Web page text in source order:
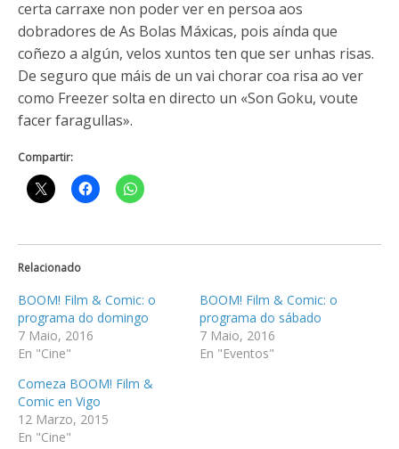
certa carraxe non poder ver en persoa aos
dobradores de As Bolas Máxicas, pois aínda que
coñezo a algún, velos xuntos ten que ser unhas risas.
De seguro que máis de un vai chorar coa risa ao ver
como Freezer solta en directo un «Son Goku, voute
facer faragullas».
Compartir:
Relacionado
BOOM! Film & Comic: o
programa do domingo
7 Maio, 2016
En "Cine"
BOOM! Film & Comic: o
programa do sábado
7 Maio, 2016
En "Eventos"
Comeza BOOM! Film &
Comic en Vigo
12 Marzo, 2015
En "Cine"